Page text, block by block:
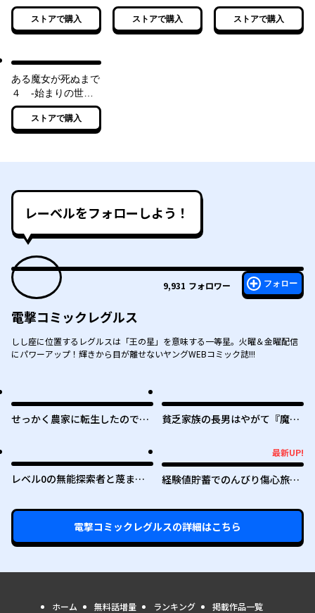
と始まりの涙-
ストアで購入
の鐘は鳴り響く-
ストアで購入
語の幕が上がる-
ストアで購入
ある魔女が死ぬまで
４ -始まりの世界
と希望の魔女-
ストアで購入
レーベルをフォローしよう！
9,931 フォロワー フォロー
電撃コミックレグルス
しし座に位置するレグルスは「王の星」を意味する一等星。火曜＆金曜配信
にパワーアップ！輝きから目が離せないヤングWEBコミック誌!!!
せっかく農家に転生したので勇
貧乏家族の長男はやがて『魔
レベル0の無能探索者と蔑まれ
ンキング1位は謎の人～
最新UP!
経験値貯蓄でのんびり傷心旅行
の無自覚ざまぁ～
電撃コミックレグルスの詳細はこちら
ホーム 無料話増量 ランキング 掲載作品一覧